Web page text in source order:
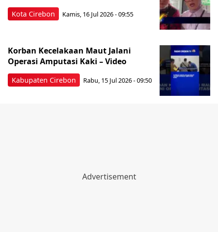
Kota Cirebon Kamis, 16 Jul 2026 - 09:55
Kabupaten Cirebon
Korban Kecelakaan Maut Jalani
Operasi Amputasi Kaki – Video
Rabu, 15 Jul 2026 - 09:50